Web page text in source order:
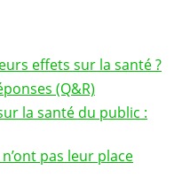
effets sur la santé ?
(Q&R)
la santé du public :
pas leur place